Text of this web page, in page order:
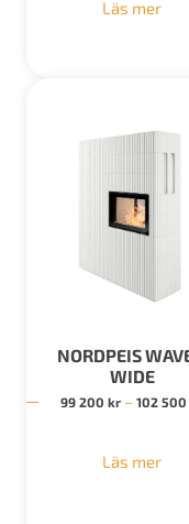
Läs mer
NORDPEIS
WIDE
99 200 kr – 102 500
Läs mer